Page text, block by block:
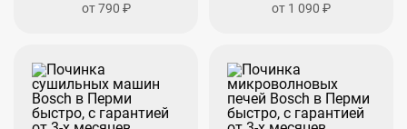
от 790 ₽ от 1 090 ₽